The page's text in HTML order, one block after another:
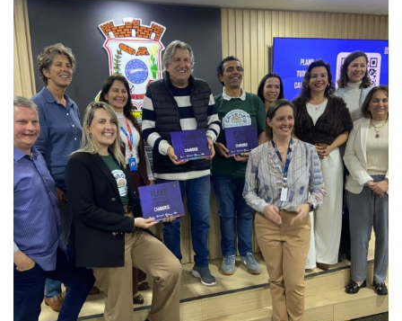
09/08/2026 | 07:00
Prefeitura apresenta projeto da Praça do Pescador à comunidade na
próxima quinta-feira (13/08)
BALNEÁRIO PIÇARRAS